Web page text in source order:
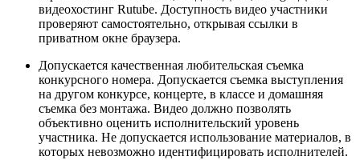
видеохостинг Rutube. Доступность видео участники
проверяют самостоятельно, открывая ссылки в
приватном окне браузера.
Допускается качественная любительская съемка
конкурсного номера. Допускается съемка выступления
на другом конкурсе, концерте, в классе и домашняя
съемка без монтажа. Видео должно позволять
объективно оценить исполнительский уровень
участника. Не допускается использование материалов, в
которых невозможно идентифицировать исполнителей.